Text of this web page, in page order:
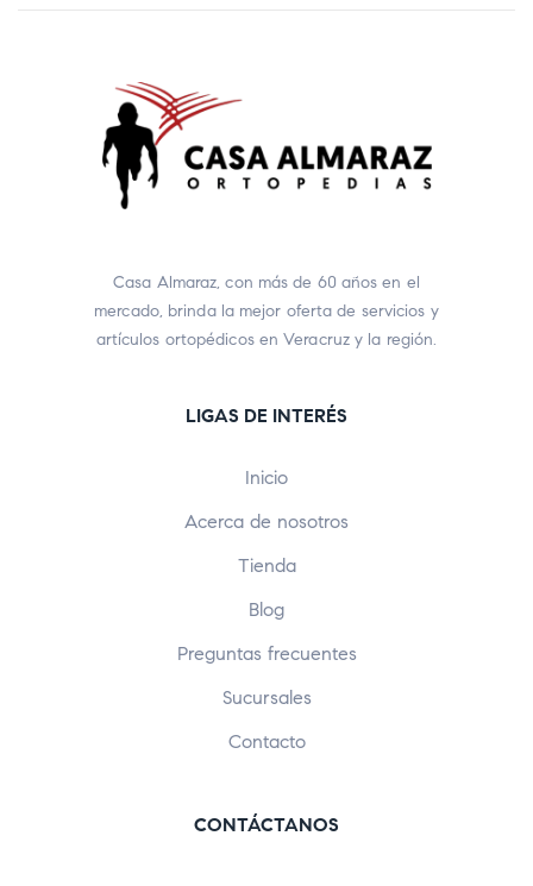
Casa Almaraz, con más de 60 años en el
mercado, brinda la mejor oferta de servicios y
artículos ortopédicos en Veracruz y la región.
LIGAS DE INTERÉS
Inicio
Acerca de nosotros
Tienda
Blog
Preguntas frecuentes
Sucursales
Contacto
CONTÁCTANOS